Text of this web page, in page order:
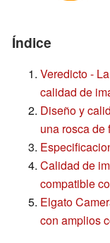
Índice
Veredicto -
calidad de
Diseño y
una rosca de
Calidad de
compatible
Elgato
con amplios